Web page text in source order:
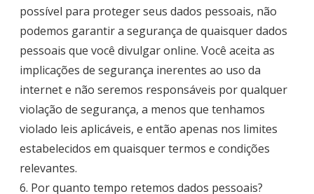
possível para proteger seus dados pessoais, não
podemos garantir a segurança de quaisquer dados
pessoais que você divulgar online. Você aceita as
implicações de segurança inerentes ao uso da
internet e não seremos responsáveis por qualquer
violação de segurança, a menos que tenhamos
violado leis aplicáveis, e então apenas nos limites
estabelecidos em quaisquer termos e condições
relevantes.
6. Por quanto tempo retemos dados pessoais?